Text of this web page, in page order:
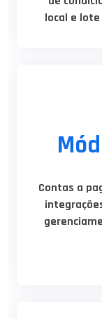
local e
Contas a